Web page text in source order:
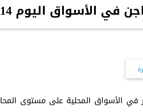
في الأسواق اليوم 14 مارس